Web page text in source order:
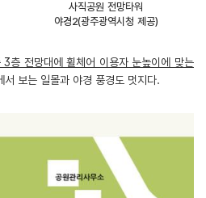
사직공원 전망타워
야경2(광주광역시청 제공)
층 전망대에 휠체어 이용자 눈높이에 맞는
서 보는 일몰과 야경 풍경도 멋지다.